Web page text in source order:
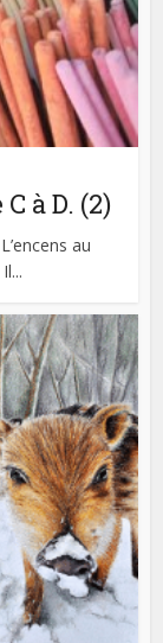
à D. (2)
au